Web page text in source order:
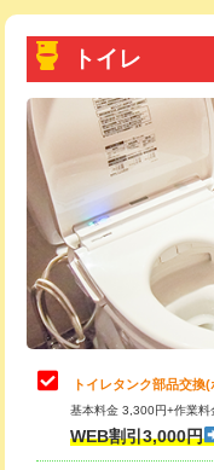
トイレ
トイレタンク部品交換(
基本料金 3,300円+作業
WEB割引3,000円